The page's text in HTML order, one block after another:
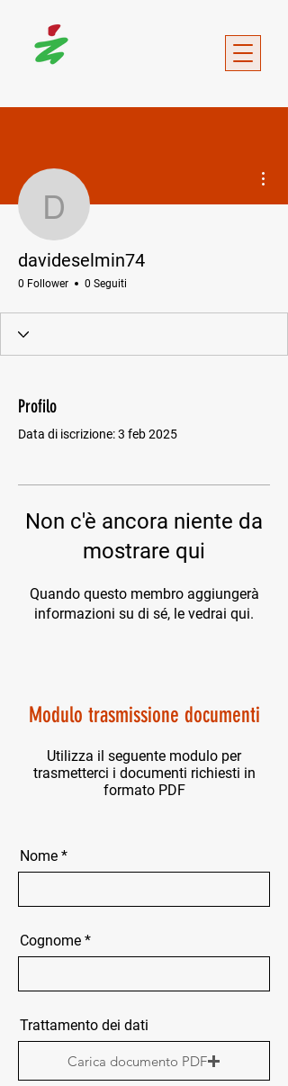
davideselmin74
davideselmin74
0 Follower 0 Seguiti
Profilo
Data di iscrizione: 3 feb 2025
Non c'è ancora niente da
mostrare qui
Quando questo membro aggiungerà
informazioni su di sé, le vedrai qui.
Modulo trasmissione documenti
Utilizza il seguente modulo per
trasmetterci i documenti richiesti in
formato PDF
Nome
Cognome
Trattamento dei dati
Carica documento PDF